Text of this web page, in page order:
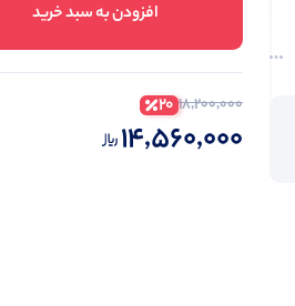
افزودن به سبد خرید
18,200,000
20
14,560,000